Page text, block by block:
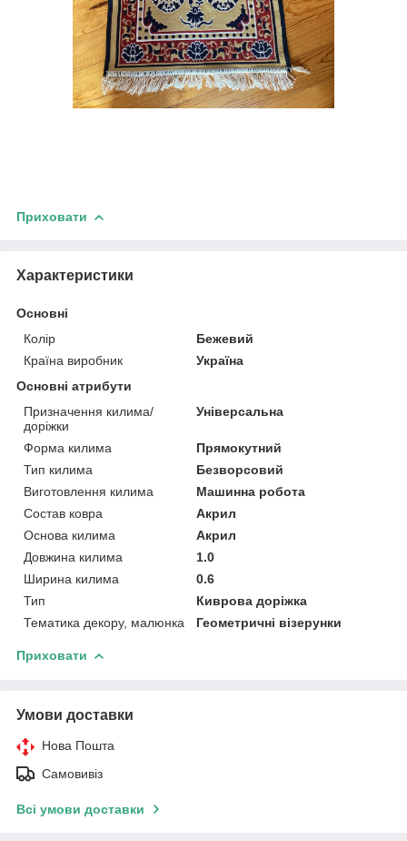
Приховати
Характеристики
Основні
Колір
Бежевий
Країна виробник
Україна
Основні атрибути
Призначення килима/
доріжки
Універсальна
Форма килима
Прямокутний
Тип килима
Безворсовий
Виготовлення килима
Машинна робота
Состав ковра
Акрил
Основа килима
Акрил
Довжина килима
1.0
Ширина килима
0.6
Тип
Киврова доріжка
Тематика декору, малюнка
Геометричні візерунки
Приховати
Умови доставки
Нова Пошта
Самовивіз
Всі умови доставки